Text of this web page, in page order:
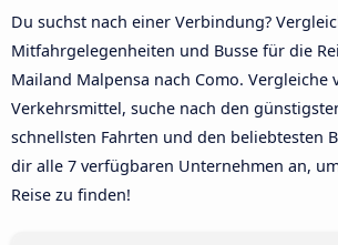
Du suchst nach einer Verbindung?
Mitfahrgelegenheiten und Busse für die
Mailand Malpensa nach Como. Vergleiche
Verkehrsmittel, suche nach den
schnellsten Fahrten und den beliebtesten
dir alle 7 verfügbaren Unternehmen an,
Reise zu finden!